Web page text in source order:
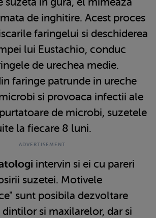
de inghitire. Acest proces
faringelui si deschiderea
lui Eustachio, conduc
de urechea medie.
faringe patrunde in ureche
si provoaca infectii ale
de microbi, suzetele
la fiecare 8 luni.
intervin si ei cu pareri
suzetei. Motivele
sunt posibila dezvoltare
si maxilarelor, dar si